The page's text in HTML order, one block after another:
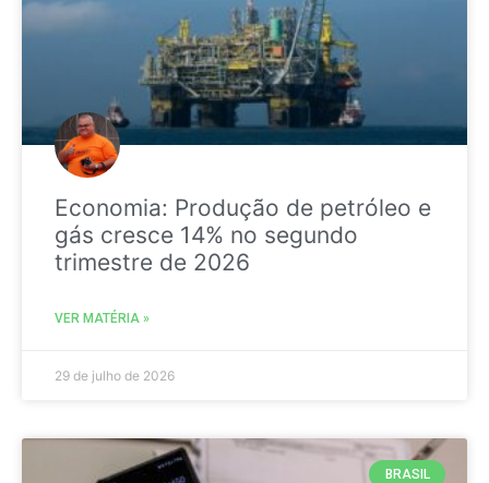
Economia: Produção de petróleo e
gás cresce 14% no segundo
trimestre de 2026
VER MATÉRIA »
29 de julho de 2026
BRASIL